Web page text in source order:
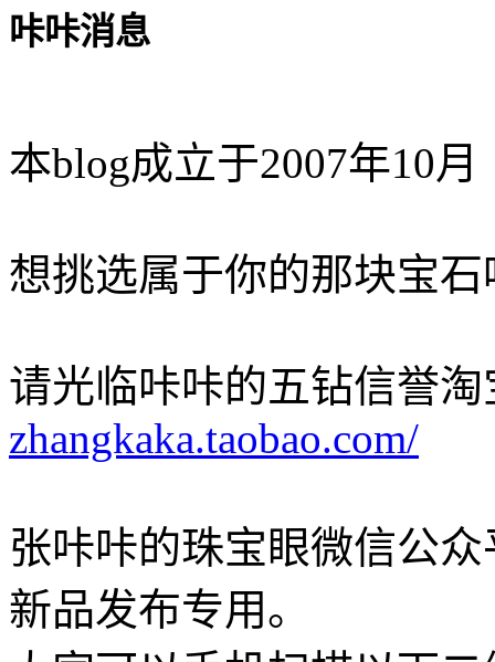
咔咔消息
本blog成立于2007年10月
想挑选属于你的那块宝石
请光临咔咔的五钻信誉淘
zhangkaka.taobao.com/
张咔咔的珠宝眼微信公
新品发布专用。